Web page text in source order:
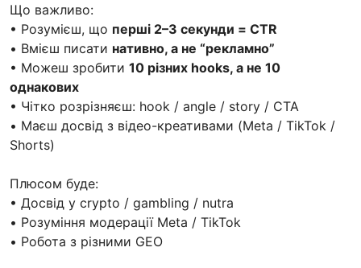
Що важливо:
• Розумієш, що перші 2–3 секунди = CTR
• Вмієш писати нативно, а не “рекламно”
• Можеш зробити 10 різних hooks, а не 10
однакових
• Чітко розрізняєш: hook / angle / story / CTA
• Маєш досвід з відео-креативами (Meta / TikTok /
Shorts)
Плюсом буде:
• Досвід у crypto / gambling / nutra
• Розуміння модерації Meta / TikTok
• Робота з різними GEO